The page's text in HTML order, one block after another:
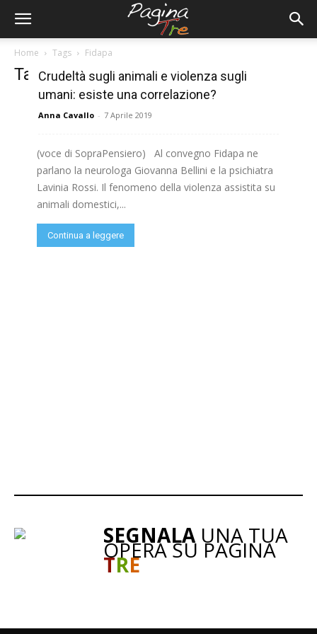
Home Tags Fidapa
Tag: Fidapa
Crudeltà sugli animali e violenza sugli
umani: esiste una correlazione?
Anna Cavallo - 7 Aprile 2019
(voce di SopraPensiero) Al convegno Fidapa ne
parlano la neurologa Giovanna Bellini e la psichiatra
Lavinia Rossi. Il fenomeno della violenza assistita su
animali domestici,...
Continua a leggere
SEGNALAUNA TUA
OPERA SU PAGINA
TRE